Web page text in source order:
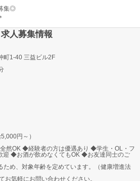
集◎
求人募集情報
町1-40 三益ビル2F
円～）
然OK ◆経験者の方は優遇あり ◆学生・OL・フ
迎 ◆お酒が飲めなくてもOK ◆お友達同士のご
め、対象年齢を定めています。（健康増進法
お気軽にお問い合わせください。